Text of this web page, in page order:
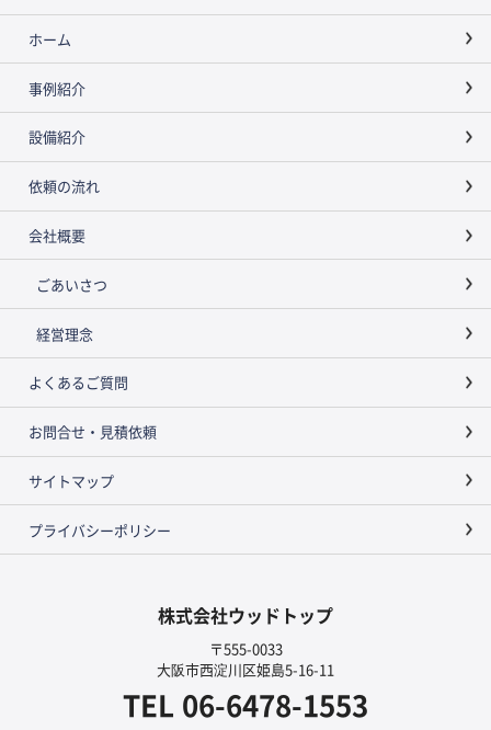
ホーム
事例紹介
設備紹介
依頼の流れ
会社概要
ごあいさつ
経営理念
よくあるご質問
お問合せ・見積依頼
サイトマップ
プライバシーポリシー
株式会社ウッドトップ
〒555-0033
大阪市西淀川区姫島5-16-11
TEL 06-6478-1553